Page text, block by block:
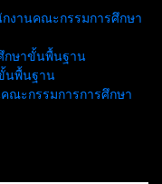
งานคณะกรรมการศึกษา
กษาขั้นพื้นฐาน
นพื้นฐาน
ณะกรรมการการศึกษา